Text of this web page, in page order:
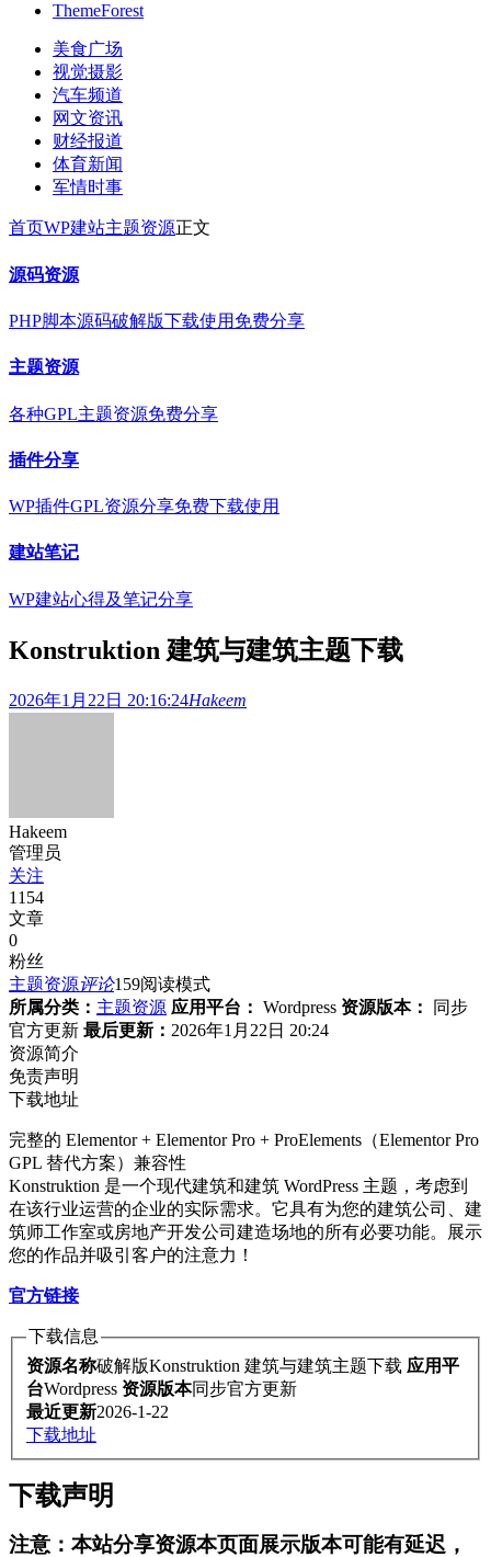
ThemeForest
美食广场
视觉摄影
汽车频道
网文资讯
财经报道
体育新闻
军情时事
首页WP建站主题资源正文
源码资源
PHP脚本源码破解版下载使用免费分享
主题资源
各种GPL主题资源免费分享
插件分享
WP插件GPL资源分享免费下载使用
建站笔记
WP建站心得及笔记分享
Konstruktion 建筑与建筑主题下载
2026年1月22日 20:16:24Hakeem
Hakeem
管理员
关注
1154
文章
0
粉丝
主题资源评论159阅读模式
所属分类： 主题资源 应用平台： Wordpress 资源版本：
同步
官方更新 最后更新： 2026年1月22日 20:24
资源简介
免责声明
下载地址
完整的 Elementor + Elementor Pro + ProElements（Elementor Pro
GPL 替代方案）兼容性
Konstruktion 是一个现代建筑和建筑 WordPress 主题，考虑到
在该行业运营的企业的实际需求。它具有为您的建筑公司、建
筑师工作室或房地产开发公司建造场地的所有必要功能。展示
您的作品并吸引客户的注意力！
官方链接
下载信息
资源名称破解版Konstruktion 建筑与建筑主题下载 应用平
台Wordpress 资源版本同步官方更新
最近更新2026-1-22
下载地址
下载声明
注意：本站分享资源本页面展示版本可能有延迟，